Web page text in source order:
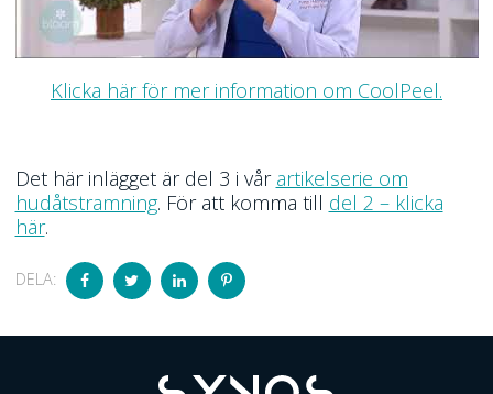
Klicka här för mer information om CoolPeel.
Det här inlägget är del 3 i vår artikelserie om
hudåtstramning. För att komma till del 2 – klicka
här.
DELA: